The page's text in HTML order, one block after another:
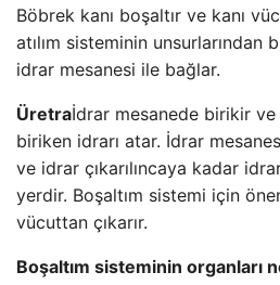
Böbrek kanı boşaltır ve kanı
atılım sisteminin
idrar mesanesi ile bağlar.
Üretraİdrar mesanede birikir
biriken idrarı atar. İdrar
ve idrar çıkarılıncaya kadar
yerdir. Boşaltım sistemi için
vücuttan çıkarır.
Boşaltım sisteminin organları